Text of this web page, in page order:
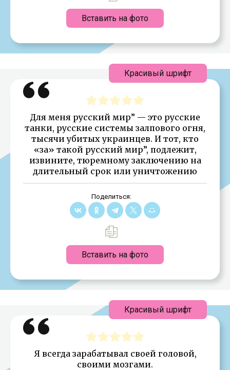
Вставить на фото
Для меня русский мир” — это русские
танки, русские системы залпового огня,
тысячи убитых украинцев. И тот, кто
«за» такой русский мир”, подлежит,
извините, тюремному заключению на
длительный срок или уничтожению
Поделиться:
Вставить на фото
Красивый шрифт
Я всегда зарабатывал своей головой,
своими мозгами.
Красивый шрифт